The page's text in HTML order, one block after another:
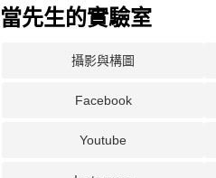
當先生的實驗室
攝影與構圖
Facebook
Youtube